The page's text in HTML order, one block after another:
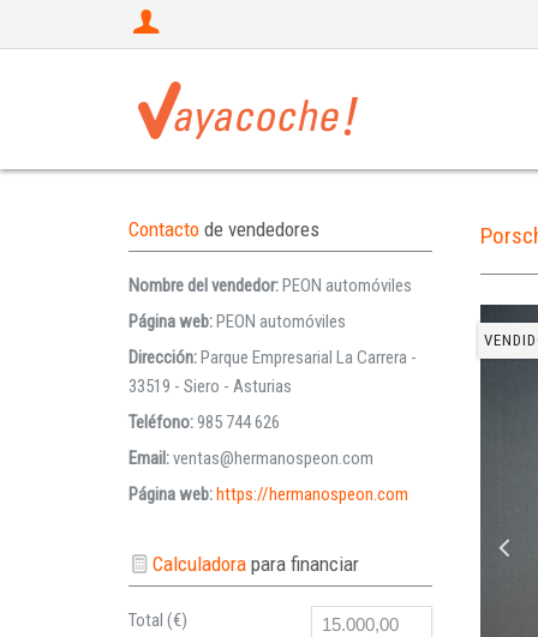
Contacto de vendedores
Nombre del vendedor:PEON automóviles
Página web:PEON automóviles
Dirección:Parque Empresarial La Carrera -
33519 - Siero - Asturias
Teléfono:985 744 626
Email:ventas@hermanospeon.com
Página web:https://hermanospeon.com
Calculadorapara financiar
Total (€)